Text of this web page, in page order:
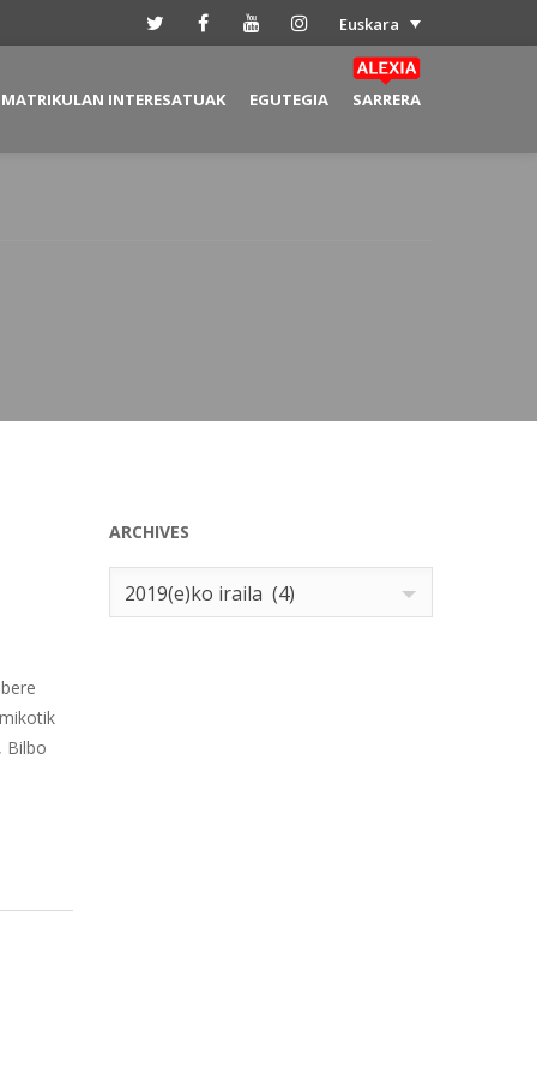
Euskara
MATRIKULAN INTERESATUAK EGUTEGIA SARRERA
Bilbo
ARCHIVES
Archives
2019(e)ko iraila (4)